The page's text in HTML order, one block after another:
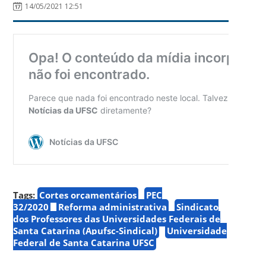
14/05/2021 12:51
Tags: Cortes orçamentários
PEC
32/2020
Reforma administrativa
Sindicato
dos Professores das Universidades Federais de
Santa Catarina (Apufsc-Sindical)
Universidade
Federal de Santa Catarina UFSC